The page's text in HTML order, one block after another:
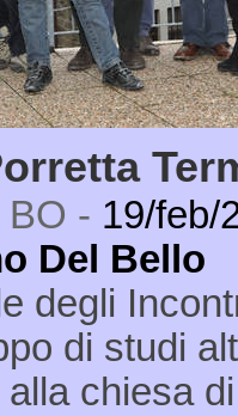
BO - 19/feb/
Del Bello
degli
di studi
chiesa